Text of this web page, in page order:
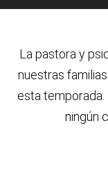
La pastora y
nuestras
esta
ningún